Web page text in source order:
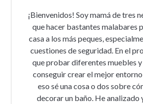
¡Bienvenidos! Soy mamá de tres
que hacer bastantes malabares
casa a los más peques,
cuestiones de seguridad. En el
que probar diferentes muebles
conseguir crear el mejor
eso sé una cosa o dos sobre
decorar un baño. He analizado